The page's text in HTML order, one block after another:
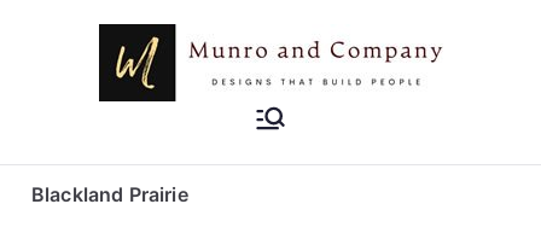
Munro and
Designs that Build People
Blackland Prairie